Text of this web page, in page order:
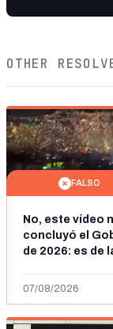
OTHER
FALSO
No, este vídeo
concluyó el
de 2026: es de
07/08/2026